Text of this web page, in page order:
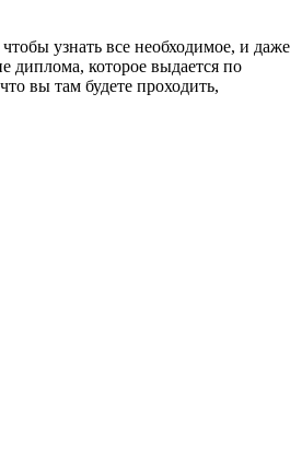
узнать все необходимое, и даже
диплома, которое выдается по
вы там будете проходить,